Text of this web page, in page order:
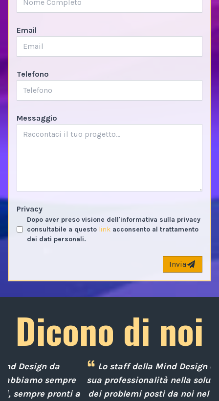
Email
Telefono
Messaggio
Privacy
Dopo aver preso visione dell'informativa sulla privacy
consultabile a questo link acconsento al trattamento
dei dati personali.
Invia
Dicono di noi
Lo staff della Mind Design ci ha mostrato la
sua professionalità nella soluzione tempestiva
dei problemi posti da noi nel corso degli anni,